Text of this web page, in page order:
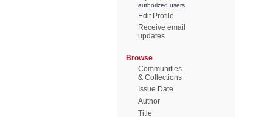
authorized users
Edit Profile
Receive email
updates
Browse
Communities
& Collections
Issue Date
Author
Title